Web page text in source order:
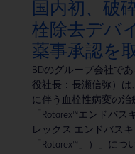
国内初、破
栓除去デバ
薬事承認を
BDのグループ会社で
役社長：長瀬信弥）は
に伴う血栓性病変の治
「Rotarex™エンドバ
レックス エンドバス
「Rotarex™」）」に